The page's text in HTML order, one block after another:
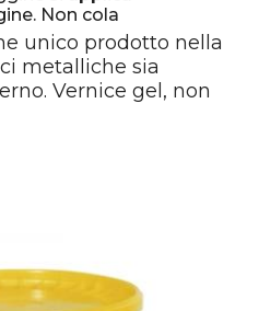
Non cola
unico prodotto nella
metalliche sia
Vernice gel, non